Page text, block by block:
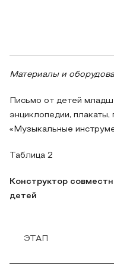
Материалы и
Письмо от детей
энциклопедии,
«Музыкальные
Таблица 2
Конструктор
детей
ЭТАП